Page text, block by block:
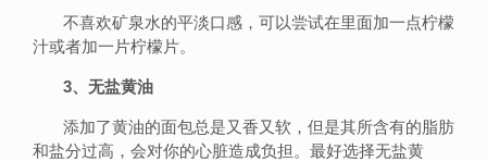
不喜欢矿泉水的平淡口感，可以尝试在里面加一点柠檬
汁或者加一片柠檬片。
3、无盐黄油
添加了黄油的面包总是又香又软，但是其所含有的脂肪
和盐分过高，会对你的心脏造成负担。最好选择无盐黄